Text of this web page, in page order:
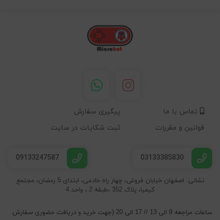
تماس با ما
پیگیری سفارش
قوانین و مقررات
ثبت شکایات در سایت
03133385830
09133247587
نشانی: اصفهان خیابان فروغی، چهار راه خادمی، ابتدای 5 رمضان، مجتمع
کیمیا، پلاک 352 ،طبقه 2 ، واحد 4
ساعات مراجعه 9 الی 13 // 17 الی 20 (جهت خرید و دریافت حضوری سفارش